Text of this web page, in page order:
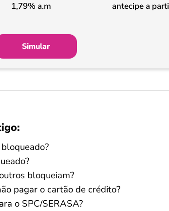
1,79% a.m antecipe a
Simular
bloqueiam?
pagar o cartão de crédito?
o SPC/SERASA?